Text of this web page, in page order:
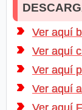
Ver aquí
Ver aquí
Ver aquí
Ver aquí
Ver aquí